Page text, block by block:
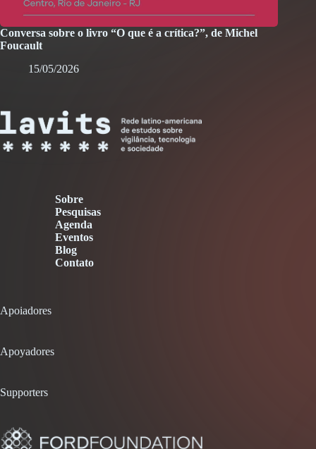
Conversa sobre o livro “O que é a crítica?”, de Michel
Foucault
15/05/2026
Sobre
Pesquisas
Agenda
Eventos
Blog
Contato
Apoiadores
Apoyadores
Supporters